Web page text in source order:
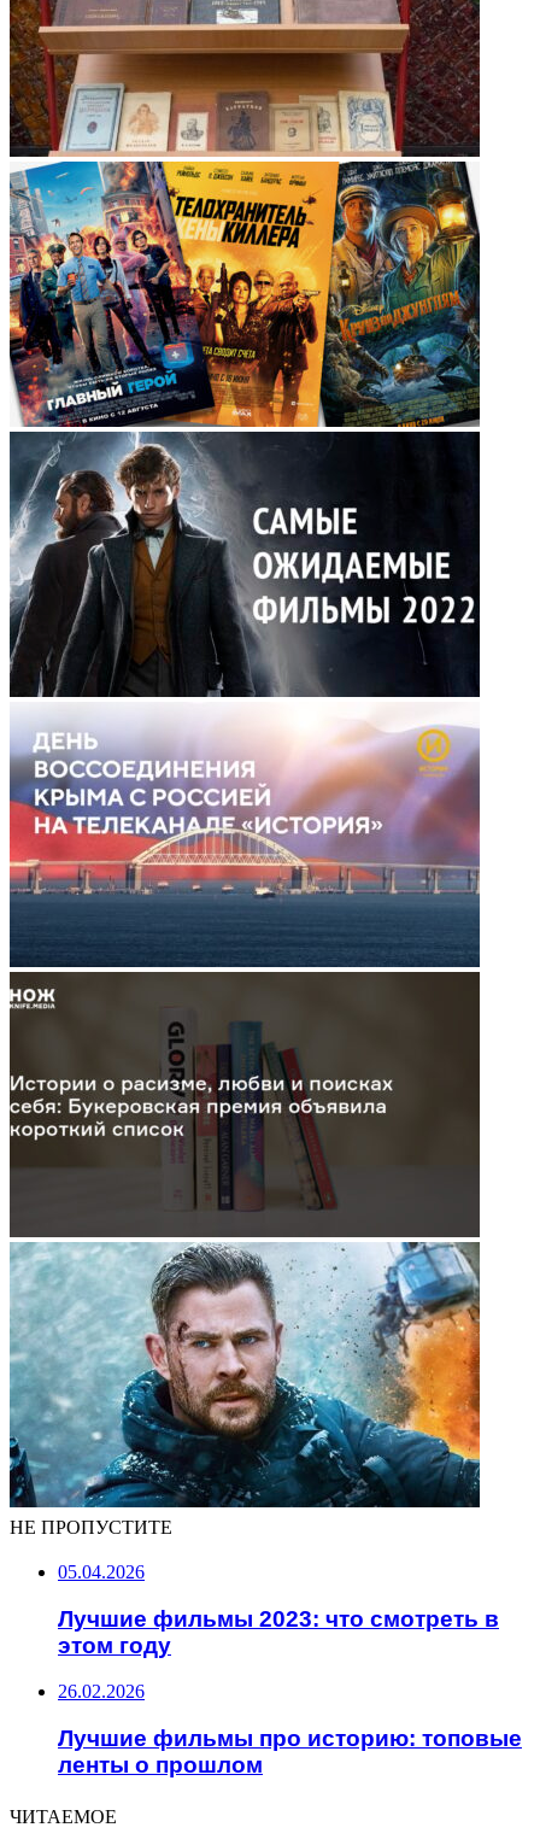
НЕ ПРОПУСТИТЕ
05.04.2026
Лучшие фильмы 2023: что смотреть в
этом году
26.02.2026
Лучшие фильмы про историю: топовые
ленты о прошлом
ЧИТАЕМОЕ